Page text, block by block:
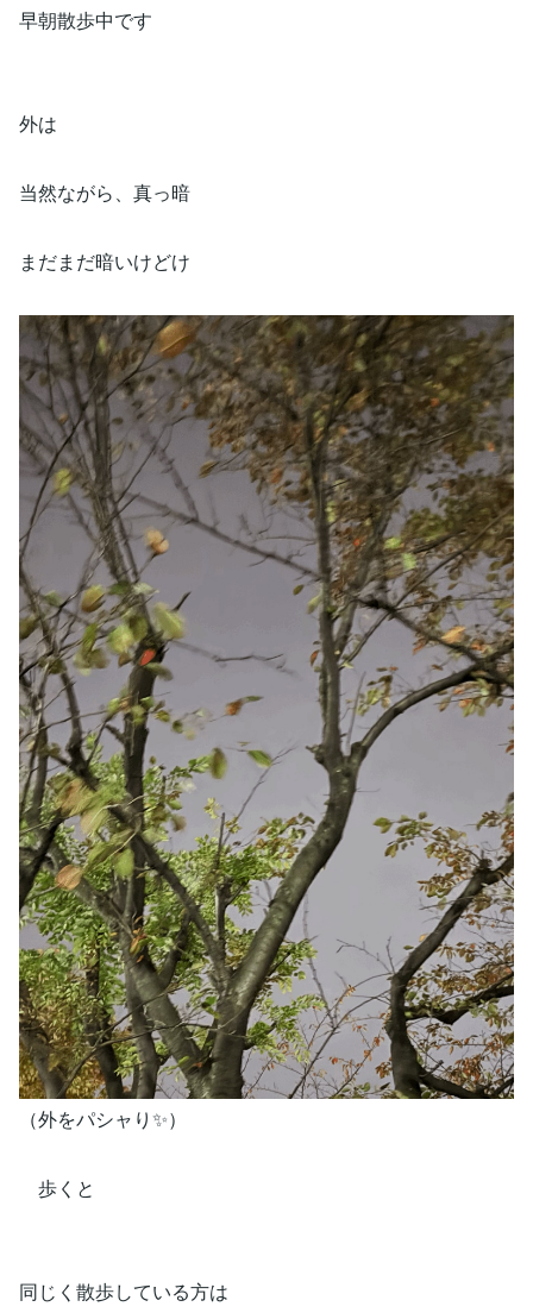
早朝散歩中です
外は
当然ながら、真っ暗
まだまだ暗いけどけ
（外をパシャり✨）
歩くと
同じく散歩している方は